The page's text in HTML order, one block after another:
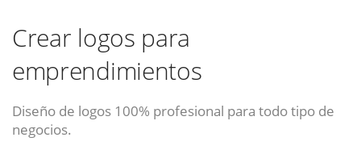
Crear logos para
emprendimientos
Diseño de logos 100% profesional para todo tipo de
negocios.